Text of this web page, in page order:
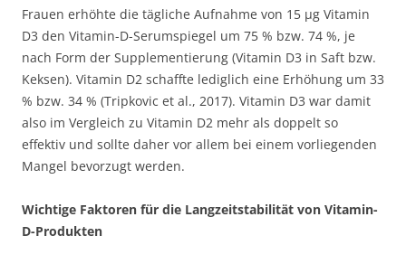
Frauen erhöhte die tägliche Aufnahme von 15 µg Vitamin
D3 den Vitamin-D-Serumspiegel um 75 % bzw. 74 %, je
nach Form der Supplementierung (Vitamin D3 in Saft bzw.
Keksen). Vitamin D2 schaffte lediglich eine Erhöhung um 33
% bzw. 34 % (Tripkovic et al., 2017). Vitamin D3 war damit
also im Vergleich zu Vitamin D2 mehr als doppelt so
effektiv und sollte daher vor allem bei einem vorliegenden
Mangel bevorzugt werden.
Wichtige Faktoren für die Langzeitstabilität von Vitamin-
D-Produkten